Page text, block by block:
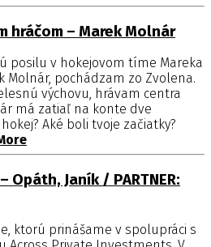
hráčom – Marek Molnár
posilu v hokejovom tíme Mareka
Molnár, pochádzam zo Zvolena.
výchovu, hrávam centra
má zatiaľ na konte dve
Aké boli tvoje začiatky?
Opáth, Janík / PARTNER:
ktorú prinášame v spolupráci s